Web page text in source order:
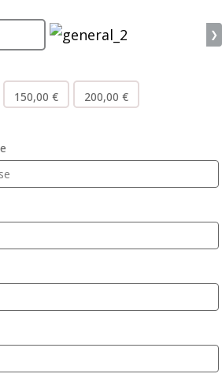
❯
150,00 € 200,00 €